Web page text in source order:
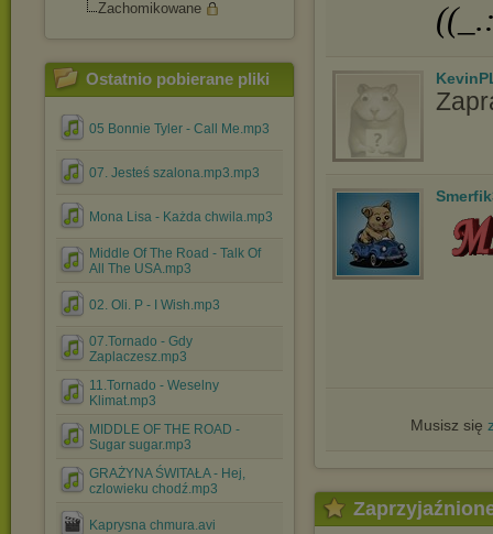
Zachomikowane
Ostatnio pobierane pliki
05 Bonnie Tyler - Call Me.mp3
07. Jesteś szalona.mp3.mp3
Mona Lisa - Każda chwila.mp3
Middle Of The Road - Talk Of
All The USA.mp3
02. Oli. P - I Wish.mp3
07.Tornado - Gdy
Zaplaczesz.mp3
11.Tornado - Weselny
Klimat.mp3
MIDDLE OF THE ROAD -
Sugar sugar.mp3
GRAŻYNA ŚWITAŁA - Hej,
czlowieku chodź.mp3
Kaprysna chmura.avi
Musisz się